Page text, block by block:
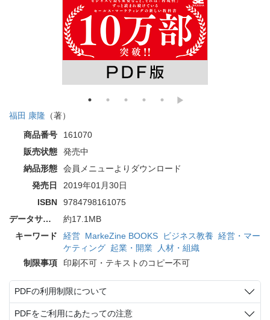
福田 康隆 （著）
商品番号
161070
販売状態
発売中
納品形態
会員メニューよりダウンロード
発売日
2019年01月30日
ISBN
9784798161075
データサイズ
約17.1MB
キーワード
経営 MarkeZine BOOKS ビジネス教養 経営・マー
ケティング 起業・開業
人材・組織
制限事項
印刷不可・テキストのコピー不可
PDFの利用制限について
PDFをご利用にあたっての注意